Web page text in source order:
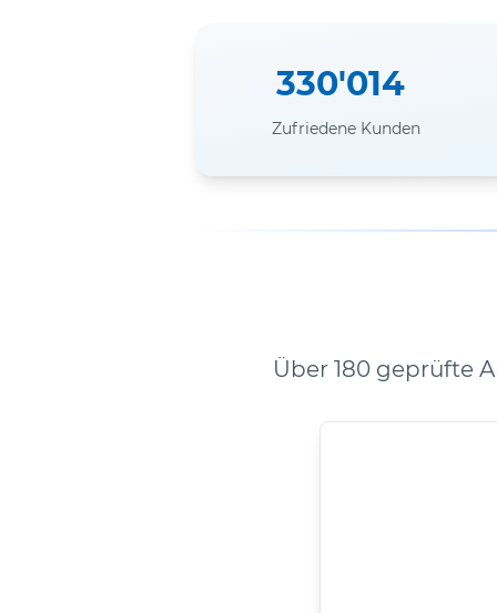
330'014
Zufriedene Kunden
Über 180 geprüfte